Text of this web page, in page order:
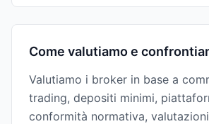
Come valutiamo e
Valutiamo i broker in base a
trading, depositi minimi,
conformità normativa,